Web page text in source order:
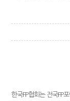
한국FP협회는 전국FP